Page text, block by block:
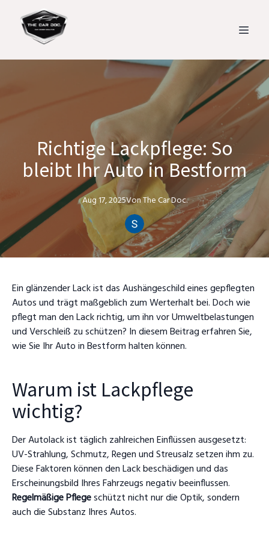
Richtige Lackpflege: So
bleibt Ihr Auto in Bestform
Aug 17, 2025VonThe CarDoc.
Ein glänzender Lack ist das Aushängeschild eines gepflegten
Autos und trägt maßgeblich zum Werterhalt bei. Doch wie
pflegt man den Lack richtig, um ihn vor Umweltbelastungen
und Verschleiß zu schützen? In diesem Beitrag erfahren Sie,
wie Sie Ihr Auto in Bestform halten können.
Warum ist Lackpflege
wichtig?
Der Autolack ist täglich zahlreichen Einflüssen ausgesetzt:
UV-Strahlung, Schmutz, Regen und Streusalz setzen ihm zu.
Diese Faktoren können den Lack beschädigen und das
Erscheinungsbild Ihres Fahrzeugs negativ beeinflussen.
Regelmäßige Pflegeschützt nicht nur die Optik, sondern
auch die Substanz Ihres Autos.